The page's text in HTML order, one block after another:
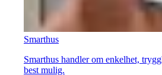
Smarthus
Smarthus handler om enkelhet,
best mulig.